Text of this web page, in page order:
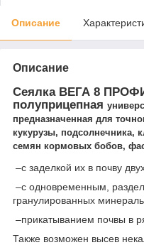
Описание
Описание
Сеялка ВЕГА 8
полуприцепная
предназначенная для
кукурузы, подсолнечника,
семян кормовых бобов,
–с заделкой их в почву
–с одновременным,
гранулированных
–прикатыванием почвы в
Также возможен высев